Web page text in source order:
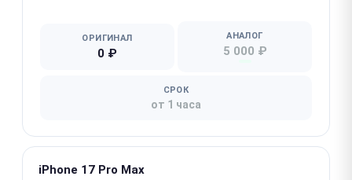
ОРИГИНАЛ
0 ₽
АНАЛОГ
5 000 ₽
СРОК
от 1 часа
iPhone 17 Pro Max